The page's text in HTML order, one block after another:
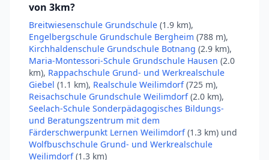
von 3km?
Breitwiesenschule Grundschule (1.9 km),
Engelbergschule Grundschule Bergheim (788 m),
Kirchhaldenschule Grundschule Botnang (2.9 km),
Maria-Montessori-Schule Grundschule Hausen (2.0
km), Rappachschule Grund- und Werkrealschule
Giebel (1.1 km), Realschule Weilimdorf(725 m),
Reisachschule Grundschule Weilimdorf(2.0 km),
Seelach-Schule Sonderpädagogisches Bildungs-
und Beratungszentrum mit dem
Färderschwerpunkt Lernen Weilimdorf(1.3 km) und
Wolfbuschschule Grund- und Werkrealschule
Weilimdorf(1.3 km)